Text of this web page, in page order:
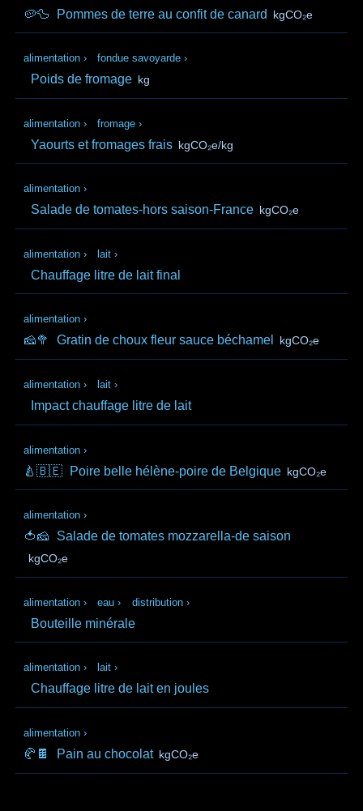
🥔🦆 Pommes de terre au confit de canard kgCO₂e
alimentation › fondue savoyarde ›
Poids de fromage kg
alimentation › fromage ›
Yaourts et fromages frais kgCO₂e/kg
alimentation ›
Salade de tomates-hors saison-France kgCO₂e
alimentation › lait ›
Chauffage litre de lait final
alimentation ›
🧀🥦 Gratin de choux fleur sauce béchamel kgCO₂e
alimentation › lait ›
Impact chauffage litre de lait
alimentation ›
🍐🇧🇪 Poire belle hélène-poire de Belgique kgCO₂e
alimentation ›
🍅🧀 Salade de tomates mozzarella-de saison
kgCO₂e
alimentation › eau › distribution ›
Bouteille minérale
alimentation › lait ›
Chauffage litre de lait en joules
alimentation ›
🥐🍫 Pain au chocolat kgCO₂e